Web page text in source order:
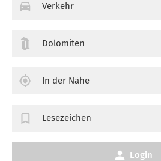
Verkehr
Dolomiten
In der Nähe
Lesezeichen
Login